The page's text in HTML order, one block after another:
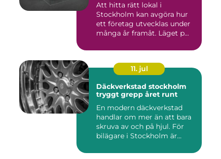
Att hitta rätt lokal i
Stockholm kan avgöra hur
ett företag utvecklas under
många år framåt. Läget p...
11. jul
Däckverkstad stockholm
tryggt grepp året runt
En modern däckverkstad
handlar om mer än att bara
skruva av och på hjul. För
bilägare i Stockholm är...